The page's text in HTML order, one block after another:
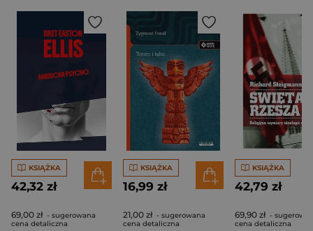
KSIĄŻKA
42,32 zł
69,00 zł - sugerowana
cena detaliczna
KSIĄŻKA
16,99 zł
21,00 zł - sugerowana
cena detaliczna
KSIĄŻKA
42,79 zł
69,90 zł -
cena detaliczna